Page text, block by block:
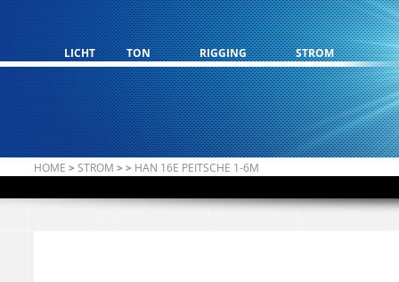
LICHT TON RIGGING STROM
HOME >STROM >> HAN 16E PEITSCHE 1-6M